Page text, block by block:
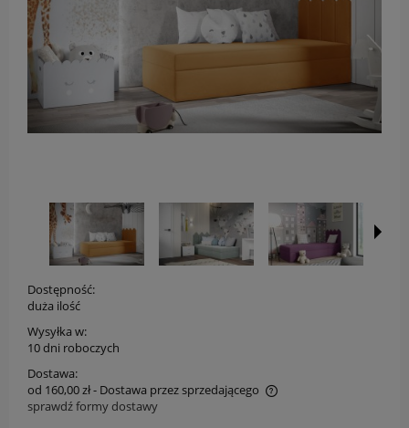
Dostępność:
duża ilość
Wysyłka w:
10 dni roboczych
Dostawa:
od 160,00 zł- Dostawa przez sprzedającego
Cena nie zawiera ewentualnych kosztów płatności
sprawdź formy dostawy